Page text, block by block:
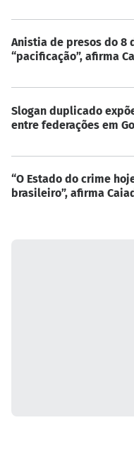
Anistia de presos do 8
“pacificação”, afirma
Slogan duplicado
entre federações em
“O Estado do crime
brasileiro”, afirma